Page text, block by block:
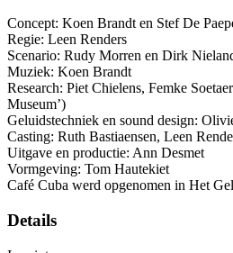
Concept: Koen Brandt en Stef De
Regie: Leen Renders
Scenario: Rudy Morren en Dirk
Muziek: Koen Brandt
Research: Piet Chielens, Femke
Museum’)
Geluidstechniek en sound design:
Casting: Ruth Bastiaensen, Leen
Uitgave en productie: Ann Desmet
Vormgeving: Tom Hautekiet
Café Cuba werd opgenomen in Het
Details